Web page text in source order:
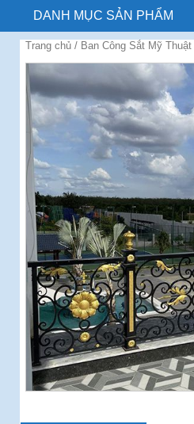
DANH MỤC SẢN PHẨM
Trang chủ / Ban Công Sắt Mỹ Thuật